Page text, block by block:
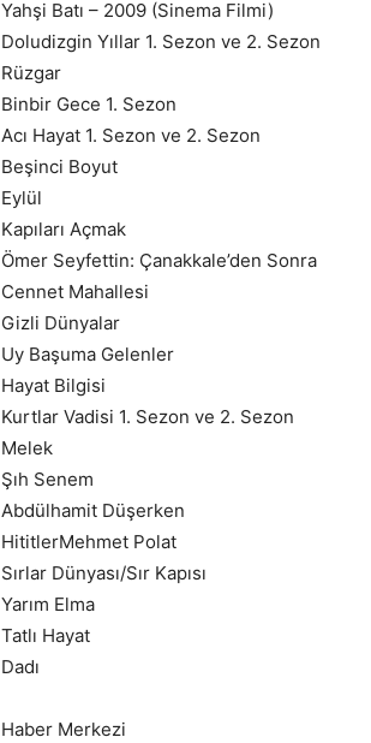
Yahşi Batı – 2009 (Sinema Filmi)
Doludizgin Yıllar 1. Sezon ve 2. Sezon
Rüzgar
Binbir Gece 1. Sezon
Acı Hayat 1. Sezon ve 2. Sezon
Beşinci Boyut
Eylül
Kapıları Açmak
Ömer Seyfettin: Çanakkale’den Sonra
Cennet Mahallesi
Gizli Dünyalar
Uy Başuma Gelenler
Hayat Bilgisi
Kurtlar Vadisi 1. Sezon ve 2. Sezon
Melek
Şıh Senem
Abdülhamit Düşerken
HititlerMehmet Polat
Sırlar Dünyası/Sır Kapısı
Yarım Elma
Tatlı Hayat
Dadı
Haber Merkezi